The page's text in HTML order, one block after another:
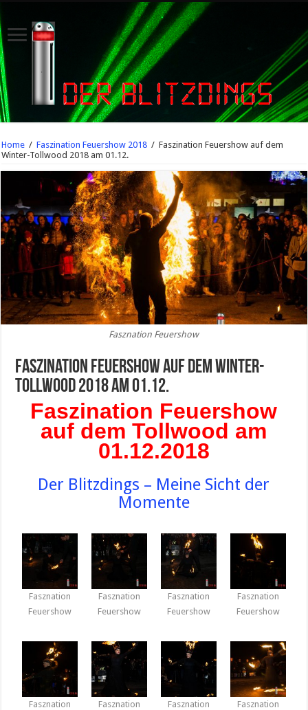
Home / Faszination Feuershow 2018 / Faszination Feuershow auf dem
Winter-Tollwood 2018 am 01.12.
Fasznation Feuershow
Faszination Feuershow auf dem Winter-
Tollwood 2018 am 01.12.
Faszination Feuershow
auf dem Tollwood am
01.12.2018
Der Blitzdings – Meine Sicht der
Momente
Fasznation
Feuershow
Fasznation
Feuershow
Fasznation
Feuershow
Fasznation
Feuershow
Fasznation
Fasznation
Fasznation
Fasznation